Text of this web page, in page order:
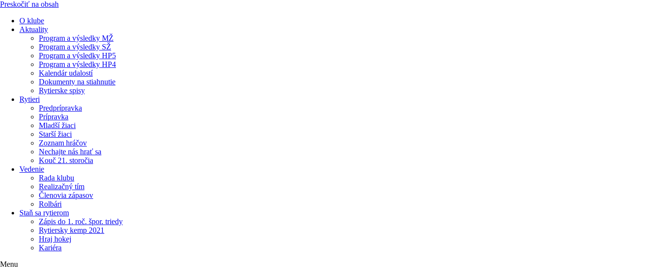
Preskočiť na obsah
O klube
Aktuality
Program a výsledky MŽ
Program a výsledky SŽ
Program a výsledky HP5
Program a výsledky HP4
Kalendár udalostí
Dokumenty na stiahnutie
Rytierske spisy
Rytieri
Predprípravka
Prípravka
Mladší žiaci
Starší žiaci
Zoznam hráčov
Nechajte nás hrať sa
Kouč 21. storočia
Vedenie
Rada klubu
Realizačný tím
Členovia zápasov
Rolbári
Staň sa rytierom
Zápis do 1. roč. špor. triedy
Rytiersky kemp 2021
Hraj hokej
Kariéra
Menu